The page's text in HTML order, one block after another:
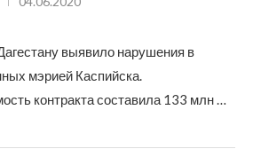
выявило нарушения в
мэрией Каспийска.
контракта составила 133 млн …